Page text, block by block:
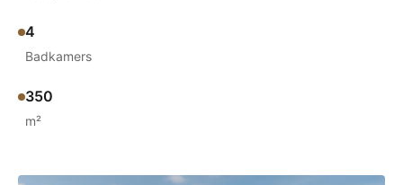
4
Badkamers
350
m²